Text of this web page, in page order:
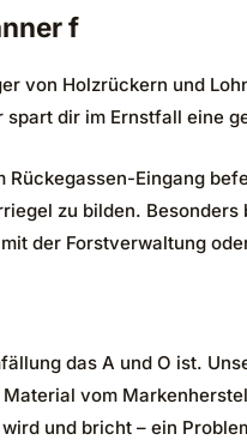
f
von Holzrückern und
dir im Ernstfall eine
Eingang
zu bilden.
der Forstverwaltung
das A und O ist.
vom
und bricht – ein